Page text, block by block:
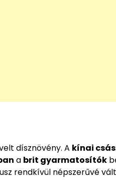
dísznövény. A kínai
a brit gyarmatosítók
rendkívül népszerűvé vált